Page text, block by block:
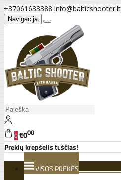
+37061633388 info@balticshooter.lt
Navigacija
0€000
Prekių krepšelis tuščias!
VISOS PREKĖS